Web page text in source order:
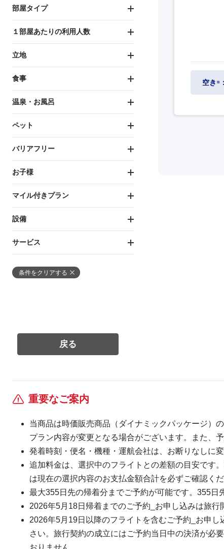
部屋タイプ
１部屋あたりの利用人数
立地
食事
温泉・お風呂
ペット
バリアフリー
お子様
マイル付きプラン
設備
サービス
条件をクリアする
空き ※
重要なご案内
当商品は時価販売商品（ダイナミックパッケージ）
プラン内容が変更となる場合がございます。また、
発着時刻・便名・機種・運航会社は、お断りなしに
追加料金は、選択中のフライトとの差額の目安です
は現在の選択内容のお支払金額合計を必ずご確認くだ
最大355日先の帰着分までご予約が可能です。355日
2026年5月18日帰着までのご予約_お申し込みは旅行
2026年5月19日以降のフライトを含むご予約_お申
さい。旅行契約の成立にはご予約当日中の決済が必